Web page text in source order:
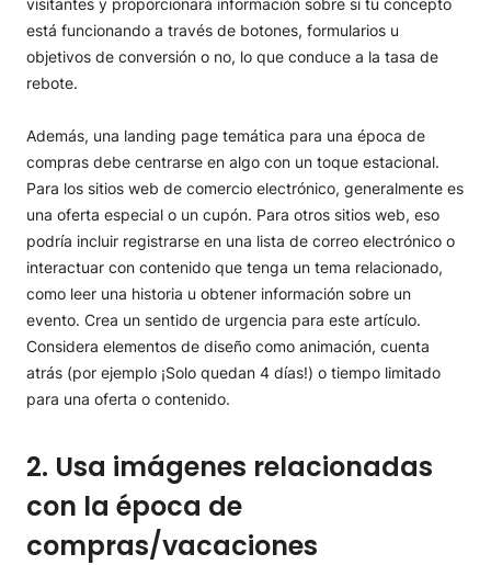
visitantes y proporcionará información sobre si tu concepto
está funcionando a través de botones, formularios u
objetivos de conversión o no, lo que conduce a la tasa de
rebote.
Además, una landing page temática para una época de
compras debe centrarse en algo con un toque estacional.
Para los sitios web de comercio electrónico, generalmente es
una oferta especial o un cupón. Para otros sitios web, eso
podría incluir registrarse en una lista de correo electrónico o
interactuar con contenido que tenga un tema relacionado,
como leer una historia u obtener información sobre un
evento. Crea un sentido de urgencia para este artículo.
Considera elementos de diseño como animación, cuenta
atrás (por ejemplo ¡Solo quedan 4 días!) o tiempo limitado
para una oferta o contenido.
2. Usa imágenes relacionadas
con la época de
compras/vacaciones